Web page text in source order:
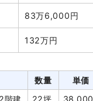
18坪 19,861円
1式
4m³ 15,000円
83万6,000円
132万円
数量 単価
階建
22坪
38,000